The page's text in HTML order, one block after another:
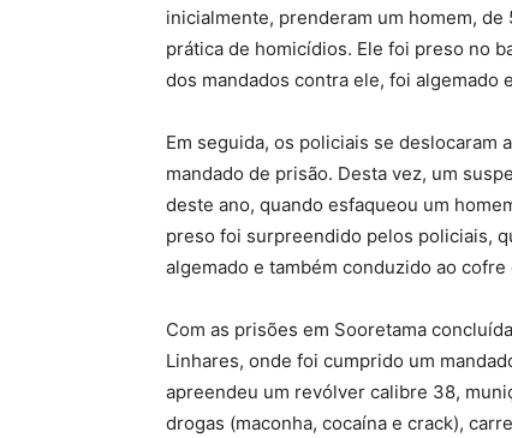
inicialmente, prenderam um homem,
prática de homicídios. Ele foi preso no
dos mandados contra ele, foi algemado
Em seguida, os policiais se deslocaram
mandado de prisão. Desta vez, um
deste ano, quando esfaqueou um
preso foi surpreendido pelos policiais,
algemado e também conduzido ao cofre
Com as prisões em Sooretama
Linhares, onde foi cumprido um
apreendeu um revólver calibre 38,
drogas (maconha, cocaína e crack),